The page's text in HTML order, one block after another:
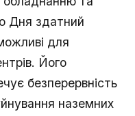
Дня здатний
для
Його
безперервність
наземних